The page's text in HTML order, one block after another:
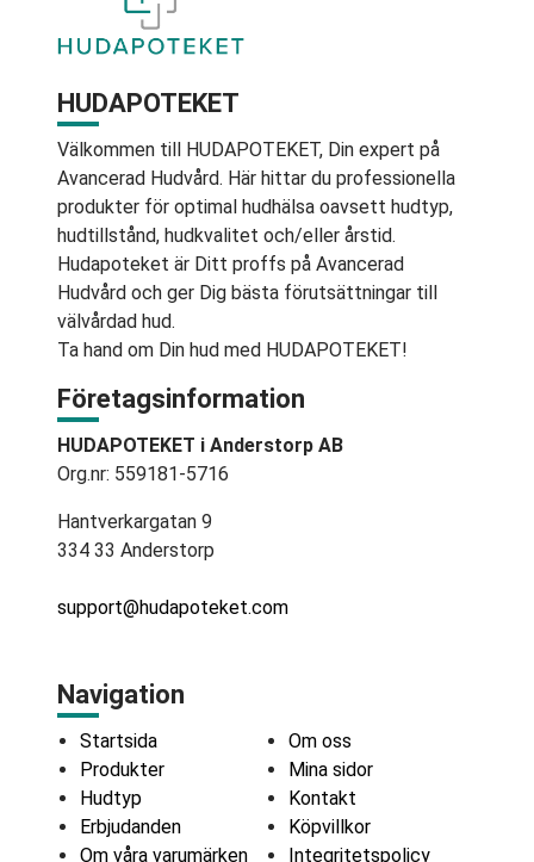
HUDAPOTEKET
Välkommen till HUDAPOTEKET, Din expert på
Avancerad Hudvård. Här hittar du professionella
produkter för optimal hudhälsa oavsett hudtyp,
hudtillstånd, hudkvalitet och/eller årstid.
Hudapoteket är Ditt proffs på Avancerad
Hudvård och ger Dig bästa förutsättningar till
välvårdad hud.
Ta hand om Din hud med HUDAPOTEKET!
Företagsinformation
HUDAPOTEKET i Anderstorp AB
Org.nr: 559181-5716
Hantverkargatan 9
334 33 Anderstorp
support@hudapoteket.com
Navigation
Startsida
Produkter
Hudtyp
Erbjudanden
Om våra varumärken
Om oss
Mina sidor
Kontakt
Köpvillkor
Integritetspolicy